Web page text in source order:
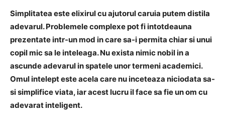
Simplitatea este elixirul cu ajutorul caruia putem distila
adevarul. Problemele complexe pot fi intotdeauna
prezentate intr-un mod in care sa-i permita chiar si unui
copil mic sa le inteleaga. Nu exista nimic nobil in a
ascunde adevarul in spatele unor termeni academici.
Omul intelept este acela care nu inceteaza niciodata sa-
si simplifice viata, iar acest lucru il face sa fie un om cu
adevarat inteligent.